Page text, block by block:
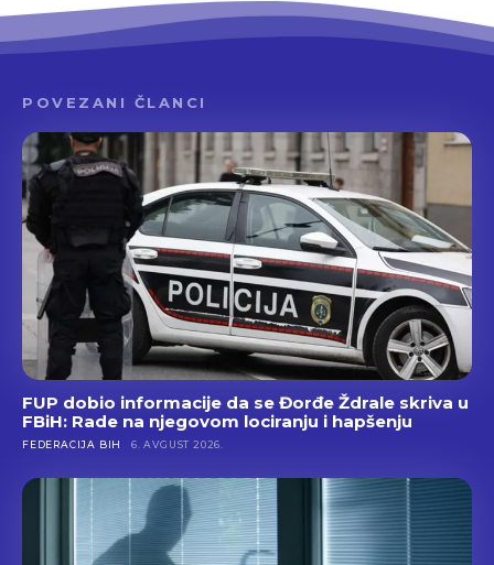
POVEZANI ČLANCI
FUP dobio informacije da se Đorđe Ždrale skriva u
FBiH: Rade na njegovom lociranju i hapšenju
FEDERACIJA BIH 6. AVGUST 2026.